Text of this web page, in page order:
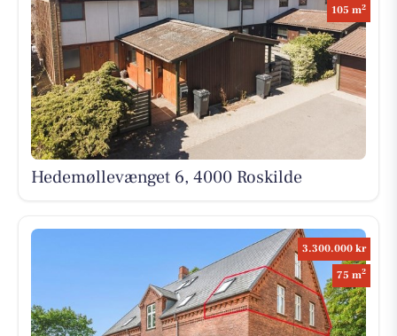
105 m2
Hedemøllevænget 6, 4000 Roskilde
3.300.000 kr
75 m2